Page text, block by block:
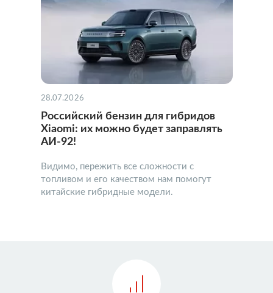
28.07.2026
Российский бензин для гибридов
Xiaomi: их можно будет заправлять
АИ-92!
Видимо, пережить все сложности с
топливом и его качеством нам помогут
китайские гибридные модели.